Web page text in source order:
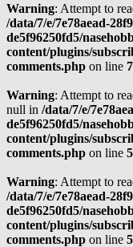
Warning: Attempt to
/data/7/e/7e78aead-
de5f96250fd5/
content/plugins/
comments.php on line
Warning: Attempt to
null in /data/7/e/
de5f96250fd5/
content/plugins/
comments.php on line
Warning: Attempt to
/data/7/e/7e78aead-
de5f96250fd5/
content/plugins/
comments.php on line